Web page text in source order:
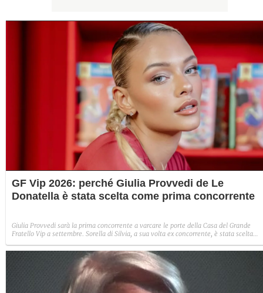
GF Vip 2026: perché Giulia Provvedi de Le
Donatella è stata scelta come prima concorrente
Giulia Provvedi sarà la prima concorrente a varcare le porte della Casa del Grande
Fratello Vip a settembre. Sorella di Silvia, a sua volta ex concorrente, è stata scelta
su un volto che ha molto da raccontare.